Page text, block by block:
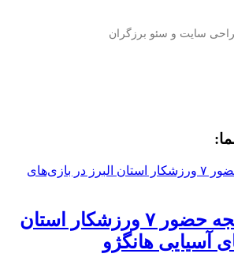
۲ مدال برنز نتیجه حضور ۷ ورزشکار استان
آسیایی هانگژو